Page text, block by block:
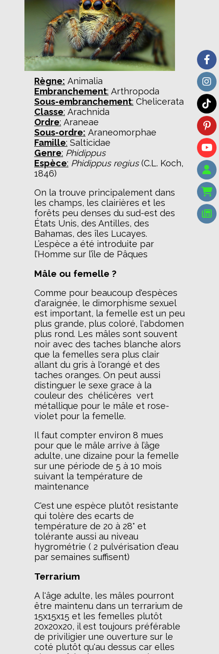
Règne: Animalia
Embranchement: Arthropoda
Sous-embranchement: Chelicerata
Classe: Arachnida
Ordre: Araneae
Sous-ordre: Araneomorphae
Famille: Salticidae
Genre: Phidippus
Espèce: Phidippus regius(C.L. Koch,
1846)
On la trouve principalement dans
les champs, les clairières et les
forêts peu denses du sud-est des
États Unis, des Antilles, des
Bahamas, des îles Lucayes.
L’espèce a été introduite par
l’Homme sur l’île de Pâques
Mâle ou femelle ?
Comme pour beaucoup d'espèces
d'araignée, le dimorphisme sexuel
est important, la femelle est un peu
plus grande, plus coloré, l'abdomen
plus rond. Les mâles sont souvent
noir avec des taches blanche alors
que la femelles sera plus clair
allant du gris à l'orangé et des
taches oranges. On peut aussi
distinguer le sexe grace à la
couleur des chélicères vert
métallique pour le mâle et rose-
violet pour la femelle.
Il faut compter environ 8 mues
pour que le mâle arrive à l’âge
adulte, une dizaine pour la femelle
sur une période de 5 à 10 mois
suivant la température de
maintenance
C'est une espèce plutôt resistante
qui tolère des ecarts de
température de 20 à 28° et
tolérante aussi au niveau
hygrométrie ( 2 pulvérisation d'eau
par semaines suffisent)
Terrarium
A l'âge adulte, les mâles pourront
être maintenu dans un terrarium de
15x15x15 et les femelles plutôt
20x20x20, il est toujours préférable
de priviligier une ouverture sur le
coté plutôt qu'au dessus car elles